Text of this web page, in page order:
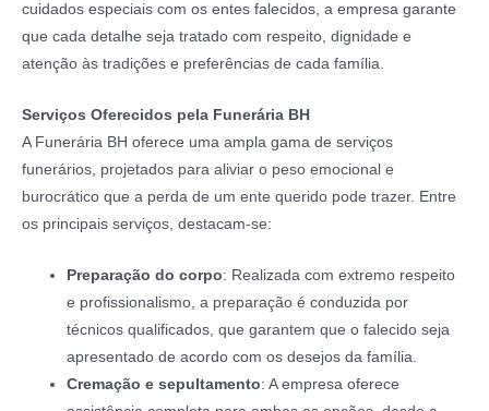
cuidados especiais com os entes falecidos, a empresa garante
que cada detalhe seja tratado com respeito, dignidade e
atenção às tradições e preferências de cada família.
Serviços Oferecidos pela Funerária BH
A Funerária BH oferece uma ampla gama de serviços
funerários, projetados para aliviar o peso emocional e
burocrático que a perda de um ente querido pode trazer. Entre
os principais serviços, destacam-se:
Preparação do corpo: Realizada com extremo respeito
e profissionalismo, a preparação é conduzida por
técnicos qualificados, que garantem que o falecido seja
apresentado de acordo com os desejos da família.
Cremação e sepultamento: A empresa oferece